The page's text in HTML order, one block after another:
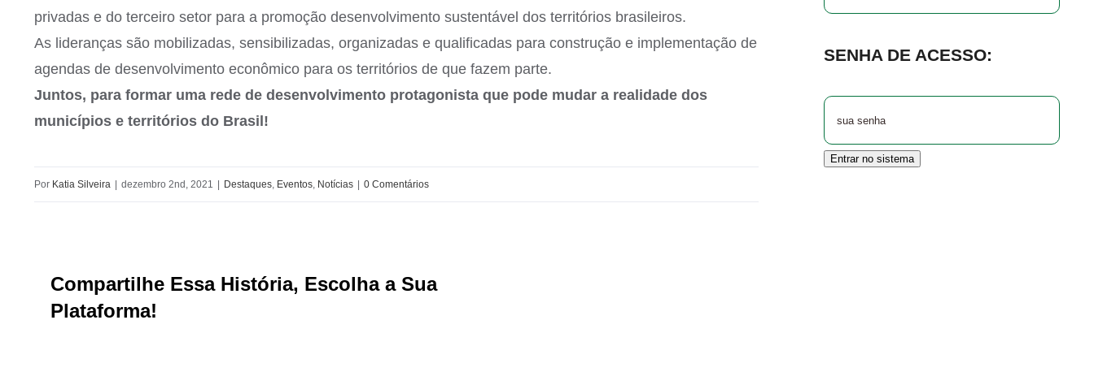
privadas e do terceiro setor para a promoção desenvolvimento sustentável dos territórios brasileiros.
As lideranças são mobilizadas, sensibilizadas, organizadas e qualificadas para construção e implementação de
agendas de desenvolvimento econômico para os territórios de que fazem parte.
Juntos, para formar uma rede de desenvolvimento protagonista que pode mudar a realidade dos
municípios e territórios do Brasil!
Por Katia Silveira | dezembro 2nd, 2021 | Destaques Eventos Notícias | 0 Comentários
Compartilhe Essa História, Escolha a Sua
Plataforma!
SENHA DE ACESSO:
Entrar no sistema